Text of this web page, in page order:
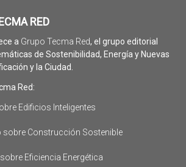
RED
a Grupo Tecma Red, el grupo editorial
de Sostenibilidad, Energía y Nuevas
y la Ciudad.
Red:
Edificios Inteligentes
sobre Construcción Sostenible
sobre Eficiencia Energética